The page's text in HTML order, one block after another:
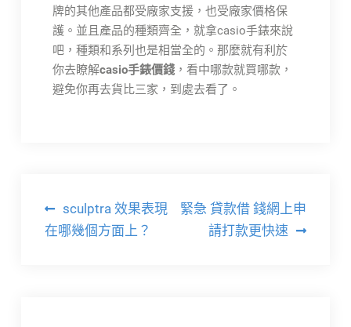
牌的其他產品都受廠家支援，也受廠家價格保
護。並且產品的種類齊全，就拿casio手錶來說
吧，種類和系列也是相當全的。那麼就有利於
你去瞭解casio手錶價錢，看中哪款就買哪款，
避免你再去貨比三家，到處去看了。
文
章
sculptra 效果表現
在哪幾個方面上？
緊急 貸款借 錢網上申
請打款更快速